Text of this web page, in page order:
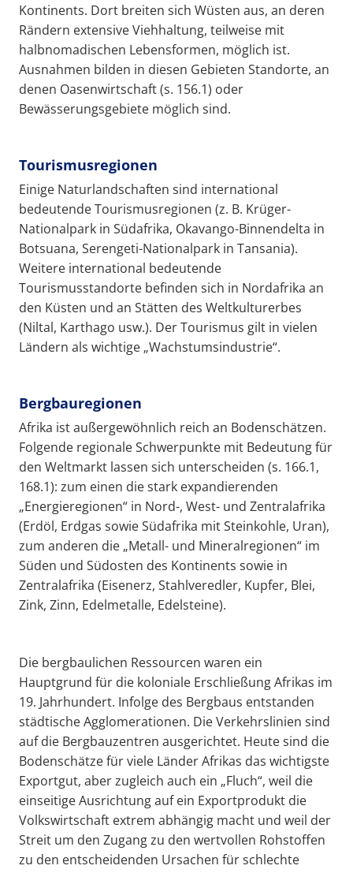
Kontinents. Dort breiten sich Wüsten aus, an deren
Rändern extensive Viehhaltung, teilweise mit
halbnomadischen Lebensformen, möglich ist.
Ausnahmen bilden in diesen Gebieten Standorte, an
denen Oasenwirtschaft (s. 156.1) oder
Bewässerungsgebiete möglich sind.
Tourismusregionen
Einige Naturlandschaften sind international
bedeutende Tourismusregionen (z. B. Krüger-
Nationalpark in Südafrika, Okavango-Binnendelta in
Botsuana, Serengeti-Nationalpark in Tansania).
Weitere international bedeutende
Tourismusstandorte befinden sich in Nordafrika an
den Küsten und an Stätten des Weltkulturerbes
(Niltal, Karthago usw.). Der Tourismus gilt in vielen
Ländern als wichtige „Wachstumsindustrie“.
Bergbauregionen
Afrika ist außergewöhnlich reich an Bodenschätzen.
Folgende regionale Schwerpunkte mit Bedeutung für
den Weltmarkt lassen sich unterscheiden (s. 166.1,
168.1): zum einen die stark expandierenden
„Energieregionen“ in Nord-, West- und Zentralafrika
(Erdöl, Erdgas sowie Südafrika mit Steinkohle, Uran),
zum anderen die „Metall- und Mineralregionen“ im
Süden und Südosten des Kontinents sowie in
Zentralafrika (Eisenerz, Stahlveredler, Kupfer, Blei,
Zink, Zinn, Edelmetalle, Edelsteine).
Die bergbaulichen Ressourcen waren ein
Hauptgrund für die koloniale Erschließung Afrikas im
19. Jahrhundert. Infolge des Bergbaus entstanden
städtische Agglomerationen. Die Verkehrslinien sind
auf die Bergbauzentren ausgerichtet. Heute sind die
Bodenschätze für viele Länder Afrikas das wichtigste
Exportgut, aber zugleich auch ein „Fluch“, weil die
einseitige Ausrichtung auf ein Exportprodukt die
Volkswirtschaft extrem abhängig macht und weil der
Streit um den Zugang zu den wertvollen Rohstoffen
zu den entscheidenden Ursachen für schlechte